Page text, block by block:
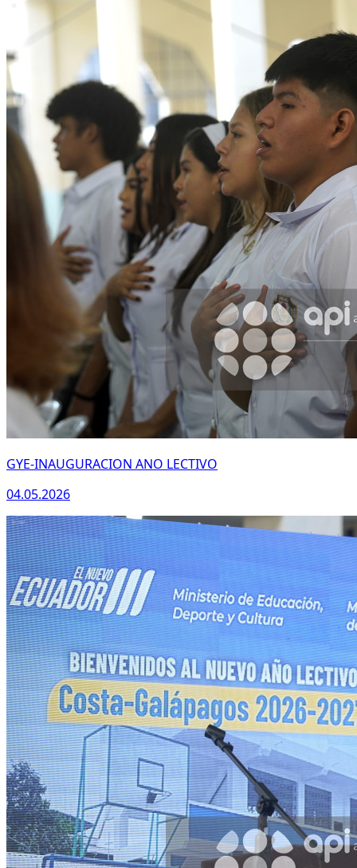
GYE-INAUGURACION ANO LECTIVO
04.05.2026